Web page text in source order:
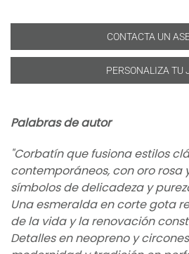
CONTACTA UN
PERSONALIZA TU
Palabras de autor
"Corbatín que fusiona estilos
contemporáneos, con oro rosa
símbolos de delicadeza y
Una esmeralda en corte gota
de la vida y la renovación
Detalles en neopreno y